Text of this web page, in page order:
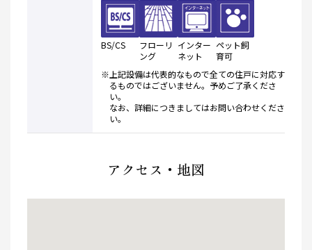
BS/CS
フローリ
ング
インター
ネット
ペット飼
育可
※上記設備は代表的なもので全ての住戸に対応す
るものではございません。予めご了承くださ
い。
なお、詳細につきましてはお問い合わせくださ
い。
アクセス・地図